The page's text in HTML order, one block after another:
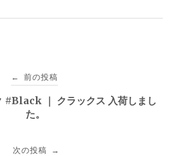
← 前の投稿
#Black ｜ クラックス 入荷しまし
た。
次の投稿 →